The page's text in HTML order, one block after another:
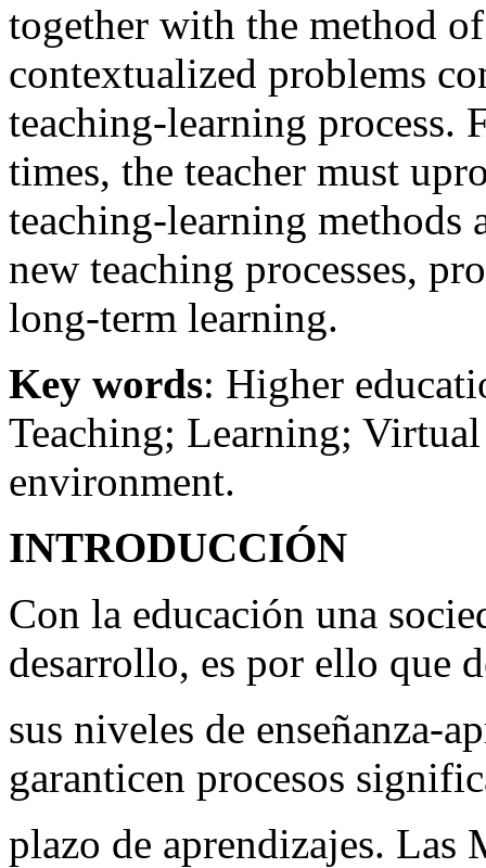
together with the method
contextualized problems
teaching-learning process.
times, the teacher must
teaching-learning methods
new teaching processes,
long-term learning.
Key words: Higher
Teaching; Learning; Virtual
environment.
INTRODUCCIÓN
Con la educación una
desarrollo, es por ello que
sus niveles de enseñanza-
garanticen procesos
plazo de aprendizajes. Las